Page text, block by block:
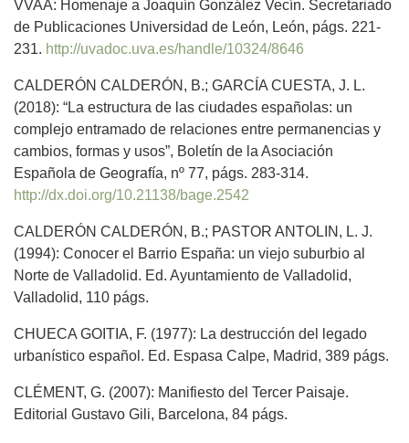
VVAA: Homenaje a Joaquín González Vecín. Secretariado
de Publicaciones Universidad de León, León, págs. 221-
231. http://uvadoc.uva.es/handle/10324/8646
CALDERÓN CALDERÓN, B.; GARCÍA CUESTA, J. L.
(2018): “La estructura de las ciudades españolas: un
complejo entramado de relaciones entre permanencias y
cambios, formas y usos”, Boletín de la Asociación
Española de Geografía, nº 77, págs. 283-314.
http://dx.doi.org/10.21138/bage.2542
CALDERÓN CALDERÓN, B.; PASTOR ANTOLIN, L. J.
(1994): Conocer el Barrio España: un viejo suburbio al
Norte de Valladolid. Ed. Ayuntamiento de Valladolid,
Valladolid, 110 págs.
CHUECA GOITIA, F. (1977): La destrucción del legado
urbanístico español. Ed. Espasa Calpe, Madrid, 389 págs.
CLÉMENT, G. (2007): Manifiesto del Tercer Paisaje.
Editorial Gustavo Gili, Barcelona, 84 págs.